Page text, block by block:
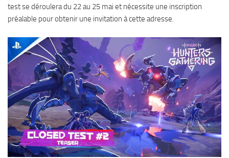
test se déroulera du 22 au 25 mai et nécessite une inscription
préalable pour obtenir une invitation à cette adresse.